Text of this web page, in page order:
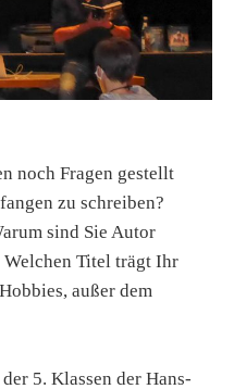
noch Fragen gestellt
zu schreiben?
sind Sie Autor
Welchen Titel trägt Ihr
außer dem
5. Klassen der Hans-